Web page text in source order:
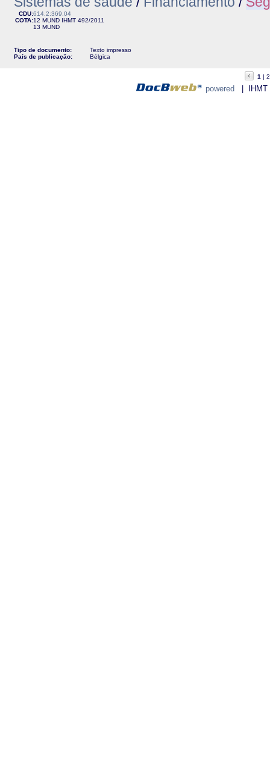
CDU:614.2:369.04
COTA:12 MUND IHMT 492/2011
13 MUND
Tipo de documento:
Texto impresso
País de publicação:
Bélgica
1 2
powered | IHMT -